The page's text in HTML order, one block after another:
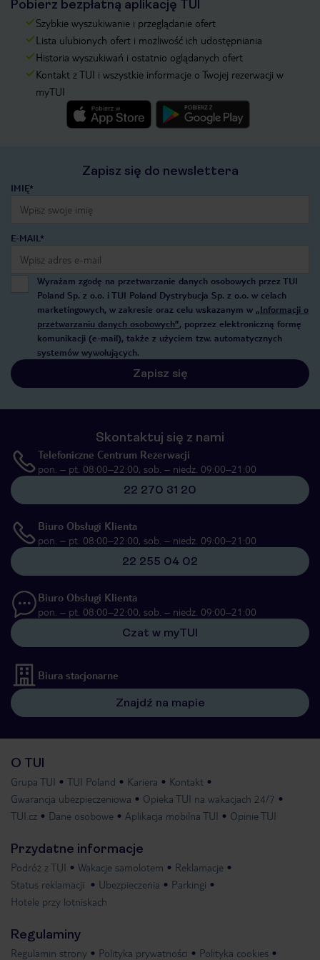
Pobierz bezpłatną aplikację TUI
Szybkie wyszukiwanie i przeglądanie ofert
Lista ulubionych ofert i możliwość ich udostępniania
Historia wyszukiwań i ostatnio oglądanych ofert
Kontakt z TUI i wszystkie informacje o Twojej rezerwacji w
myTUI
Zapisz się do newslettera
IMIĘ*
E-MAIL*
Wyrażam zgodę na przetwarzanie danych osobowych przez TUI
Poland Sp. z o.o. i TUI Poland Dystrybucja Sp. z o.o. w celach
marketingowych, w zakresie oraz celu wskazanym w „Informacji o
przetwarzaniu danych osobowych”, poprzez elektroniczną formę
komunikacji (e-mail), także z użyciem tzw. automatycznych
systemów wywołujących.
Zapisz się
Skontaktuj się z nami
Telefoniczne Centrum Rezerwacji
pon. – pt. 08:00–22:00, sob. – niedz. 09:00–21:00
22 270 31 20
Biuro Obsługi Klienta
pon. – pt. 08:00–22:00, sob. – niedz. 09:00–21:00
22 255 04 02
Biuro Obsługi Klienta
pon. – pt. 08:00–22:00, sob. – niedz. 09:00–21:00
Czat w myTUI
Biura stacjonarne
Znajdź na mapie
O TUI
Grupa TUI TUI Poland Kariera
Kontakt
Gwarancja ubezpieczeniowa
Opieka TUI na wakacjach 24/7
TUI.cz
Dane osobowe Aplikacja mobilna TUI Opinie TUI
Przydatne informacje
Podróż z TUI Wakacje samolotem
Reklamacje
Status reklamacji
Ubezpieczenia
Parkingi
Hotele przy lotniskach
Regulaminy
Regulamin strony Polityka prywatności Polityka cookies